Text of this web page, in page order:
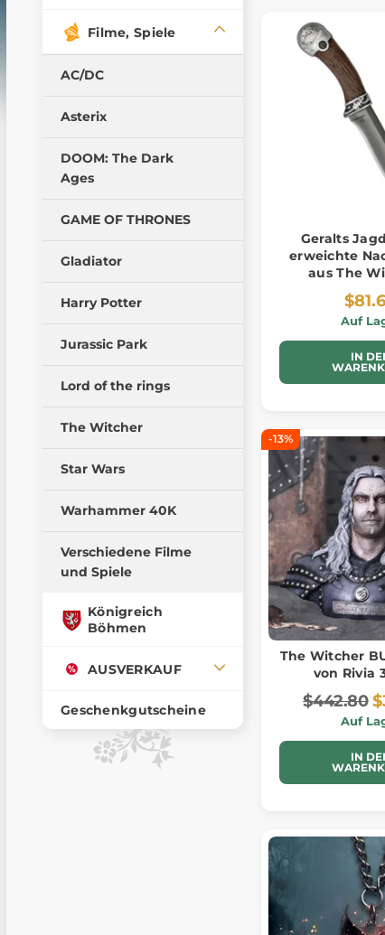
Filme, Spiele
AC/DC
Asterix
DOOM: The Dark
Ages
GAME OF THRONES
Gladiator
Harry Potter
Jurassic Park
Lord of the rings
The Witcher
Star Wars
Warhammer 40K
Verschiedene Filme
und Spiele
Königreich
Böhmen
AUSVERKAUF
Geschenkgutscheine
Geralts
erweichte
aus The
Auf
IN
-13%
The Witcher
von Rivia
$442.80
Auf
IN